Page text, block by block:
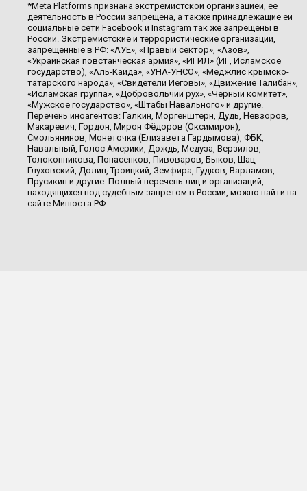
*Meta Platforms признана экстремистской организацией, её
деятельность в России запрещена, а также принадлежащие ей
социальные сети Facebook и Instagram так же запрещены в
России. Экстремистские и террористические организации,
запрещенные в РФ: «АУЕ», «Правый сектор», «Азов»,
«Украинская повстанческая армия», «ИГИЛ» (ИГ, Исламское
государство), «Аль-Каида», «УНА-УНСО», «Меджлис крымско-
татарского народа», «Свидетели Иеговы», «Движение Талибан»,
«Исламская группа», «Добровольчий рух», «Чёрный комитет»,
«Мужское государство», «Штабы Навального» и другие.
Перечень иноагентов: Галкин, Моргенштерн, Дудь, Невзоров,
Макаревич, Гордон, Мирон Фёдоров (Оксимирон),
Смольянинов, Монеточка (Елизавета Гардымова), ФБК,
Навальный, Голос Америки, Дождь, Медуза, Верзилов,
Толоконникова, Понасенков, Пивоваров, Быков, Шац,
Глуховский, Долин, Троицкий, Земфира, Гудков, Варламов,
Прусикин и другие. Полный перечень лиц и организаций,
находящихся под судебным запретом в России, можно найти на
сайте Минюста РФ.